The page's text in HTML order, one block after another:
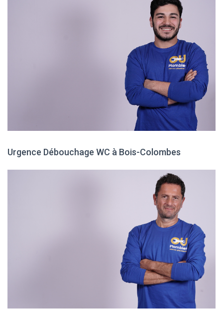
Urgence Débouchage WC à Bois-Colombes